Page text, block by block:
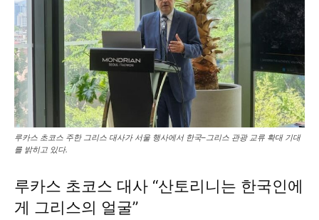
루카스 초코스 주한 그리스 대사가 서울 행사에서 한국–그리스 관광 교류 확대 기대
를 밝히고 있다.
루카스 초코스 대사 “산토리니는 한국인에
게 그리스의 얼굴”